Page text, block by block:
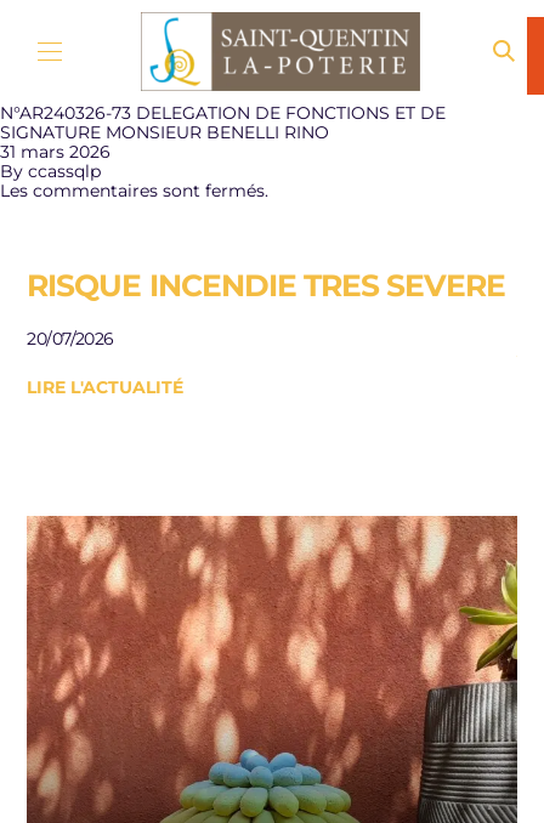
N°AR240326-73 DELEGATION DE FONCTIONS ET DE
SIGNATURE MONSIEUR BENELLI RINO
31 mars 2026
By ccassqlp
Les commentaires sont fermés.
RISQUE INCENDIE TRES SEVERE
LIRE L'ACTUALITÉ
20/07/2026